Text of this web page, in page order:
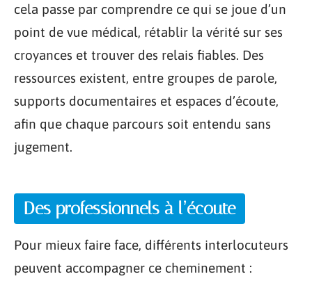
cela passe par comprendre ce qui se joue d’un
point de vue médical, rétablir la vérité sur ses
croyances et trouver des relais fiables. Des
ressources existent, entre groupes de parole,
supports documentaires et espaces d’écoute,
afin que chaque parcours soit entendu sans
jugement.
Des professionnels à l’écoute
Pour mieux faire face, différents interlocuteurs
peuvent accompagner ce cheminement :